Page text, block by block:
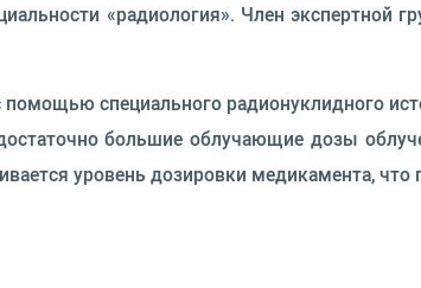
«радиология». Член экспертной
специального радионуклидного
большие облучающие дозы
уровень дозировки медикамента, что